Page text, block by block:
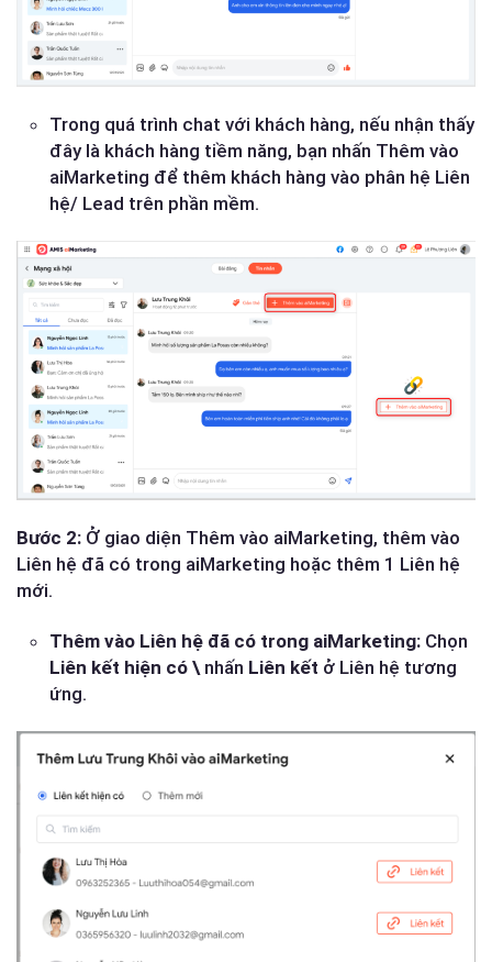
Trong quá trình chat với khách hàng, nếu nhận thấy
đây là khách hàng tiềm năng, bạn nhấn Thêm vào
aiMarketing để thêm khách hàng vào phân hệ Liên
hệ/ Lead trên phần mềm.
Bước 2: Ở giao diện Thêm vào aiMarketing, thêm vào
Liên hệ đã có trong aiMarketing hoặc thêm 1 Liên hệ
mới.
Thêm vào Liên hệ đã có trong aiMarketing: Chọn
Liên kết hiện có \ nhấn Liên kết ở Liên hệ tương
ứng.